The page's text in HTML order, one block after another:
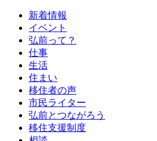
新着情報
イベント
弘前って？
仕事
生活
住まい
移住者の声
市民ライター
弘前とつながろう
移住支援制度